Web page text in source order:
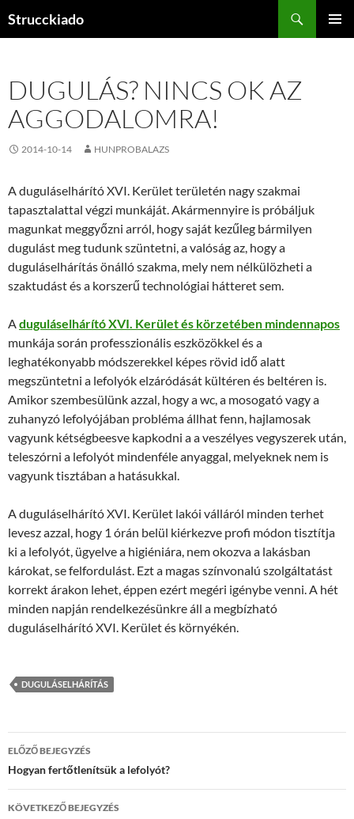
Strucckiado
DUGULÁS? NINCS OK AZ
AGGODALOMRA!
2014-10-14 HUNPROBALAZS
A duguláselhárító XVI. Kerület területén nagy szakmai
tapasztalattal végzi munkáját. Akármennyire is próbáljuk
magunkat meggyőzni arról, hogy saját kezűleg bármilyen
dugulást meg tudunk szüntetni, a valóság az, hogy a
duguláselhárítás önálló szakma, mely nem nélkülözheti a
szaktudást és a korszerű technológiai hátteret sem.
Aduguláselhárító XVI. Kerület és körzetében mindennapos
munkája során professzionális eszközökkel és a
leghatékonyabb módszerekkel képes rövid idő alatt
megszüntetni a lefolyók elzáródását kültéren és beltéren is.
Amikor szembesülünk azzal, hogy a wc, a mosogató vagy a
zuhanyzó lefolyójában probléma állhat fenn, hajlamosak
vagyunk kétségbeesve kapkodni a a veszélyes vegyszerek után,
teleszórni a lefolyót mindenféle anyaggal, melyeknek nem is
vagyunk tisztában a hatásukkal.
A duguláselhárító XVI. Kerület lakói válláról minden terhet
levesz azzal, hogy 1 órán belül kiérkezve profi módon tisztítja
ki a lefolyót, ügyelve a higiéniára, nem okozva a lakásban
károkat, se felfordulást. Ezt a magas színvonalú szolgáltatást
korrekt árakon lehet, éppen ezért megéri igénybe venni. A hét
minden napján rendelkezésünkre áll a megbízható
duguláselhárító XVI. Kerület és környékén.
DUGULÁSELHÁRÍTÁS
Bejegyzések
navigációja
ELŐZŐ BEJEGYZÉS
Hogyan fertőtlenítsük a lefolyót?
KÖVETKEZŐ BEJEGYZÉS